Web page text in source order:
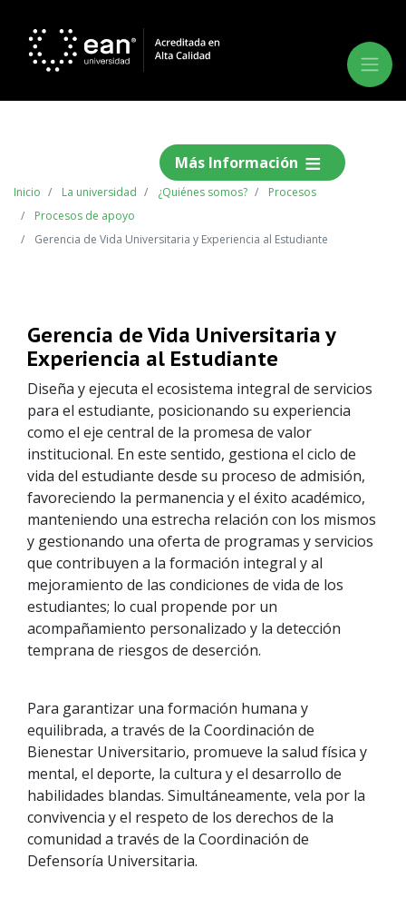
Más Información
Inicio La universidad ¿Quiénes somos?
Procesos
Procesos de apoyo
Gerencia de Vida Universitaria y Experiencia al Estudiante
Gerencia de Vida Universitaria y
Experiencia al Estudiante
Diseña y ejecuta el ecosistema integral de servicios
para el estudiante, posicionando su experiencia
como el eje central de la promesa de valor
institucional. En este sentido, gestiona el ciclo de
vida del estudiante desde su proceso de admisión,
favoreciendo la permanencia y el éxito académico,
manteniendo una estrecha relación con los mismos
y gestionando una oferta de programas y servicios
que contribuyen a la formación integral y al
mejoramiento de las condiciones de vida de los
estudiantes; lo cual propende por un
acompañamiento personalizado y la detección
temprana de riesgos de deserción.
Para garantizar una formación humana y
equilibrada, a través de la Coordinación de
Bienestar Universitario, promueve la salud física y
mental, el deporte, la cultura y el desarrollo de
habilidades blandas. Simultáneamente, vela por la
convivencia y el respeto de los derechos de la
comunidad a través de la Coordinación de
Defensoría Universitaria.